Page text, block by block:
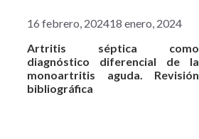
16 febrero, 202418 enero, 2024
Artritis séptica como
diagnóstico diferencial de la
monoartritis aguda. Revisión
bibliográfica